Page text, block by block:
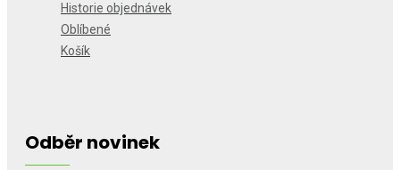
Historie objednávek
Oblíbené
Košík
Odběr novinek